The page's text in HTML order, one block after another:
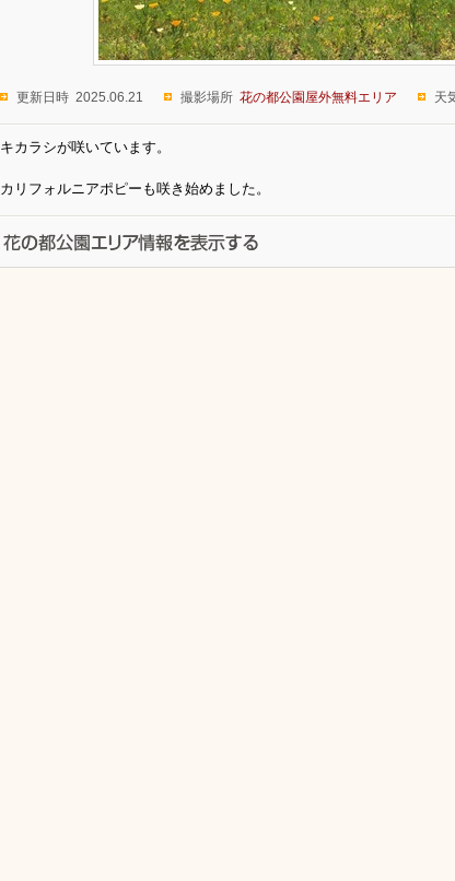
更新日時 2025.06.21 撮影場所 花の都公園屋外無料エリア 天
キカラシが咲いています。
カリフォルニアポピーも咲き始めました。